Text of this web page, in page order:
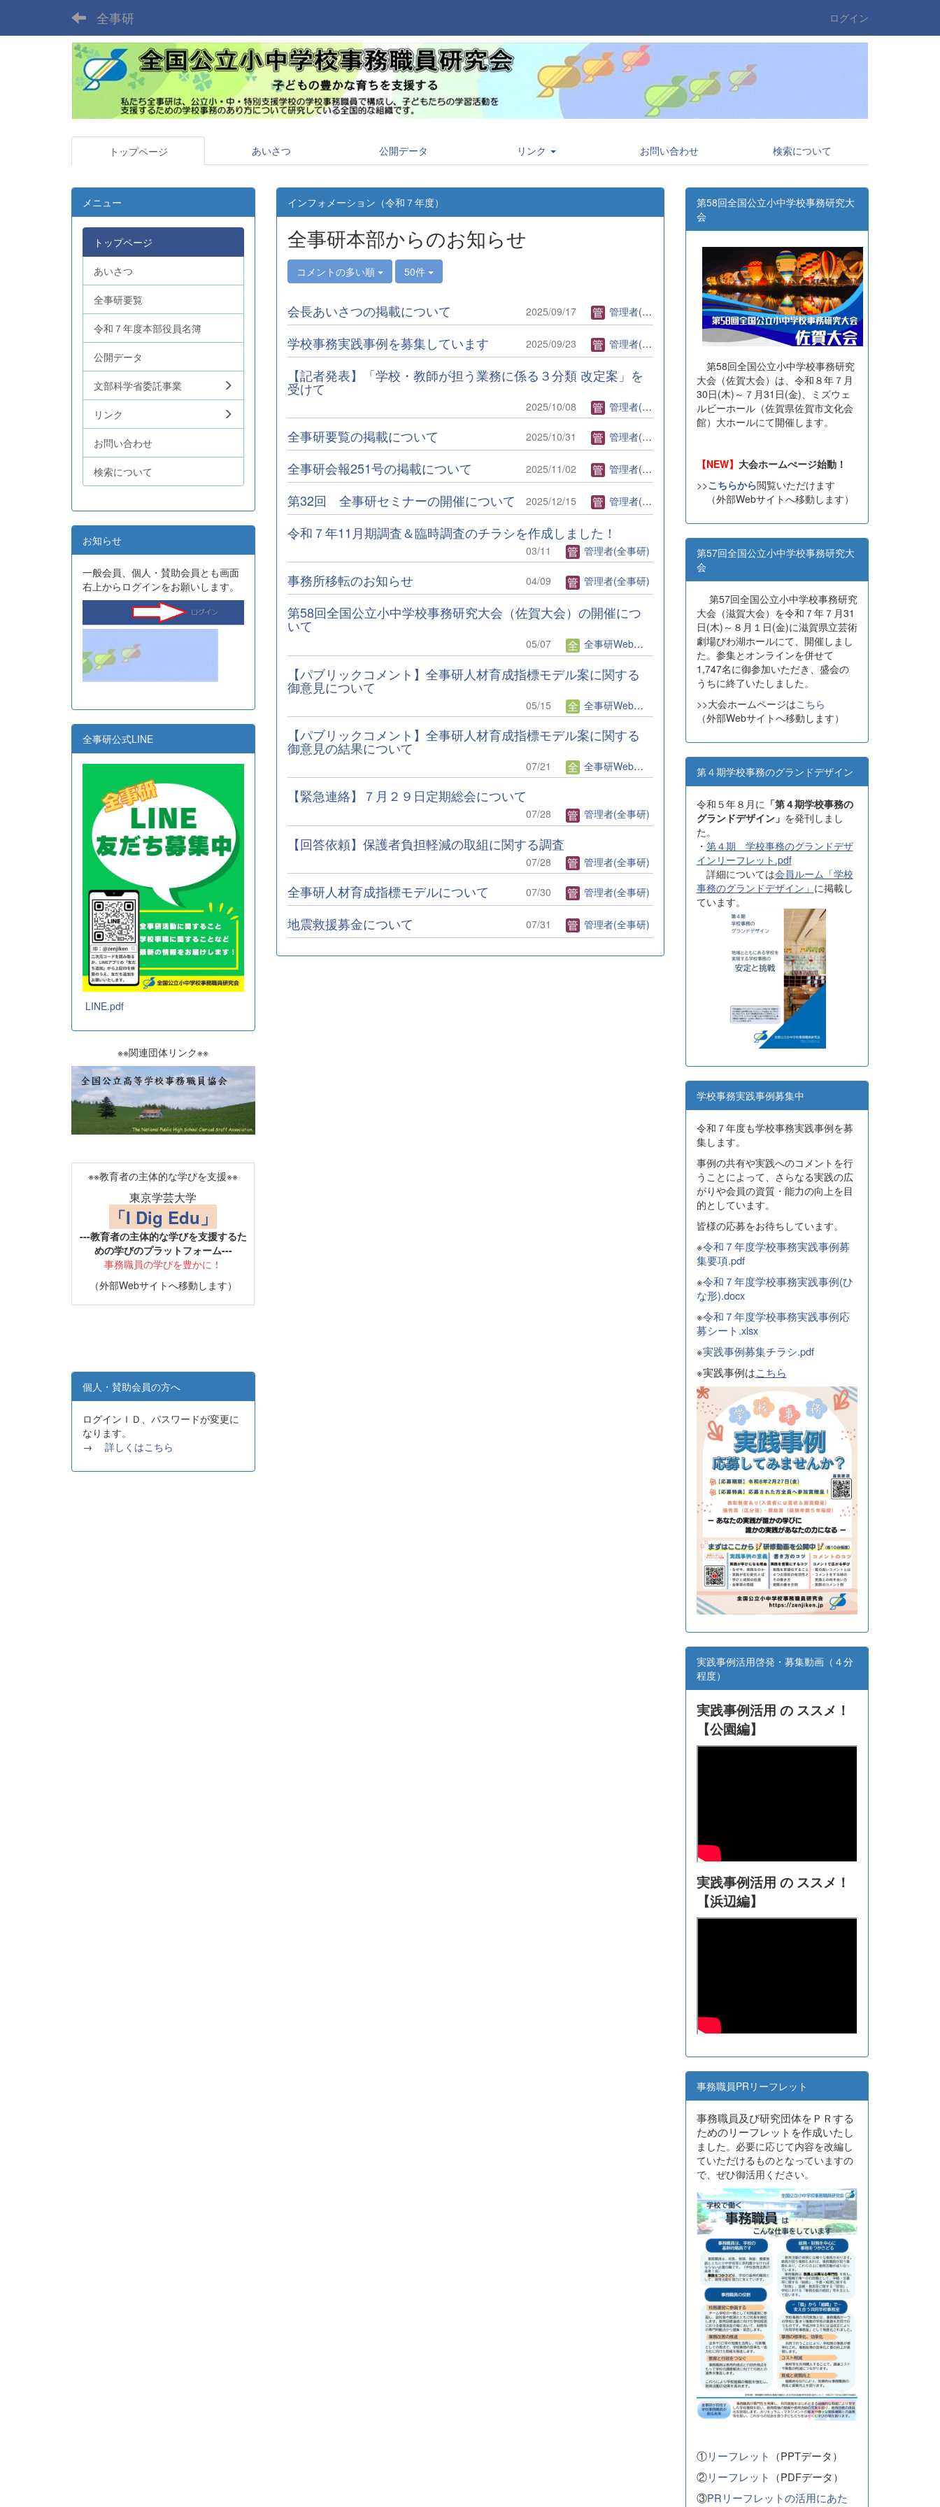
全事研 ログイン
トップページ あいさつ 公開データ リンク お問い合わせ 検索について
インフォメーション（令和７年度）
全事研本部からのお知らせ
コメントの多い順 50件
会長あいさつの掲載について 2025/09/17 管理者(全事研)
学校事務実践事例を募集しています 2025/09/23 管理者(全事研)
【記者発表】「学校・教師が担う業務に係る３分類 改定案」を
受けて
2025/10/08 管理者(全事研)
全事研要覧の掲載について 2025/10/31 管理者(全事研)
全事研会報251号の掲載について 2025/11/02 管理者(全事研)
第32回 全事研セミナーの開催について 2025/12/15 管理者(全事研)
令和７年11月期調査＆臨時調査のチラシを作成しました！
03/11 管理者(全事研)
事務所移転のお知らせ 04/09 管理者(全事研)
第58回全国公立小中学校事務研究大会（佐賀大会）の開催につ
いて
05/07 全事研Web編集者
【パブリックコメント】全事研人材育成指標モデル案に関する
御意見について
05/15 全事研Web編集者
【パブリックコメント】全事研人材育成指標モデル案に関する
御意見の結果について
07/21 全事研Web編集者
【緊急連絡】７月２９日定期総会について
07/28 管理者(全事研)
【回答依頼】保護者負担軽減の取組に関する調査
07/28 管理者(全事研)
全事研人材育成指標モデルについて 07/30 管理者(全事研)
地震救援募金について 07/31 管理者(全事研)
メニュー
トップページ
あいさつ
全事研要覧
令和７年度本部役員名簿
公開データ
文部科学省委託事業
リンク
お問い合わせ
検索について
お知らせ
一般会員、個人・賛助会員とも画面
右上からログインをお願いします。
全事研公式LINE
LINE.pdf
※※関連団体リンク※※
※※教育者の主体的な学びを支援※※
東京学芸大学
「I Dig Edu」
---教育者の主体的な学びを支援するた
めの学びのプラットフォーム---
事務職員の学びを豊かに！
（外部Webサイトへ移動します）
個人・賛助会員の方へ
ログインＩＤ、パスワードが変更に
なります。
→ 詳しくはこちら
第58回全国公立小中学校事務研究大
会
第58回全国公立小中学校事務研究
大会（佐賀大会）は、令和８年７月
30日(木)～７月31日(金)、ミズウェ
ルビーホール（佐賀県佐賀市文化会
館）大ホールにて開催します。
【NEW】 大会ホームぺージ始動！
>>こちらから閲覧いただけます
（外部Webサイトへ移動します）
第57回全国公立小中学校事務研究大
会
第57回全国公立小中学校事務研究
大会（滋賀大会）を令和７年７月31
日(木)～８月１日(金)に滋賀県立芸術
劇場びわ湖ホールにて、開催しまし
た。参集とオンラインを併せて
1,747名に御参加いただき、盛会の
うちに終了いたしました。
>>大会ホームページはこちら
（外部Webサイトへ移動します）
第４期学校事務のグランドデザイン
令和５年８月に 「第４期学校事務の
グランドデザイン」 を発刊しまし
た。
・ 第４期 学校事務のグランドデザ
インリーフレット.pdf
詳細については会員ルーム「学校
事務のグランドデザイン」 に掲載し
ています。
学校事務実践事例募集中
令和７年度も学校事務実践事例を募
集します。
事例の共有や実践へのコメントを行
うことによって、さらなる実践の広
がりや会員の資質・能力の向上を目
的としています。
皆様の応募をお待ちしています。
※令和７年度学校事務実践事例募
集要項.pdf
※令和７年度学校事務実践事例(ひ
な形).docx
※令和７年度学校事務実践事例応
募シート.xlsx
※実践事例募集チラシ.pdf
※実践事例はこちら
実践事例活用啓発・募集動画（４分
程度）
実践事例活用 の ススメ！
【公園編】
実践事例活用 の ススメ！
【浜辺編】
事務職員PRリーフレット
事務職員及び研究団体をＰＲする
ためのリーフレットを作成いたし
ました。必要に応じて内容を改編し
ていただけるものとなっていますの
で、ぜひ御活用ください。
①リーフレット （PPTデータ）
②リーフレット （PDFデータ）
③PRリーフレットの活用にあた